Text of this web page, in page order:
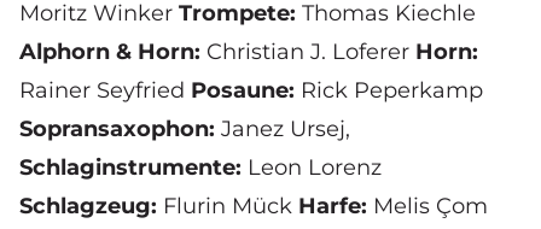
Moritz Winker Trompete: Thomas Kiechle
Alphorn & Horn: Christian J. Loferer Horn:
Rainer Seyfried Posaune: Rick Peperkamp
Sopransaxophon: Janez Ursej,
Schlaginstrumente: Leon Lorenz
Schlagzeug: Flurin Mück Harfe: Melis Çom